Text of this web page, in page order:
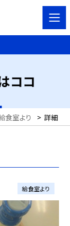
ココ
食室より > 詳細
給食室より